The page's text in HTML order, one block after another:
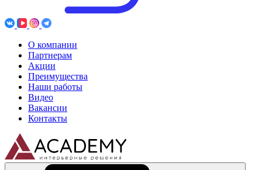
О компании
Партнерам
Акции
Преимущества
Наши работы
Видео
Вакансии
Контакты